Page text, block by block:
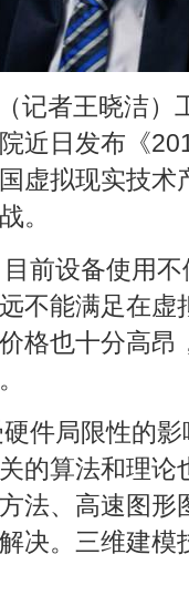
记者王晓洁）
近日发布《
虚拟现实技术
。
前设备使用
不能满足在虚
格也十分高昂
件局限性的
的算法和理论
法、高速图形
决。三维建模